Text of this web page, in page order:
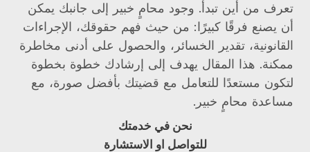
تعرف من أين تبدأ. وجود محامٍ خبير إلى جانبك يمكن
أن يصنع فرقًا كبيرًا: من حيث فهم حقوقك، الإجراءات
القانونية، تقدير الخسائر، والحصول على أدنى مخاطرة
ممكنة. هذا المقال يهدف إلى إرشادك خطوة بخطوة
لتكون مستعدًا للتعامل مع قضيتك بأفضل صورة، مع
مساعدة محامٍ خبير.
نحن في خدمتك
للتواصل او الاستشارة